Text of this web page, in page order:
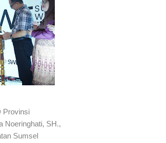
Provinsi
Noeringhati, SH.,
Sumsel